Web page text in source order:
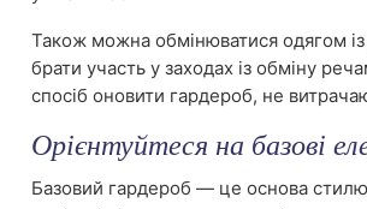
Також можна обмінюватися одягом
брати участь у заходах із обміну
спосіб оновити гардероб, не
Орієнтуйтеся на базові
Базовий гардероб — це основа